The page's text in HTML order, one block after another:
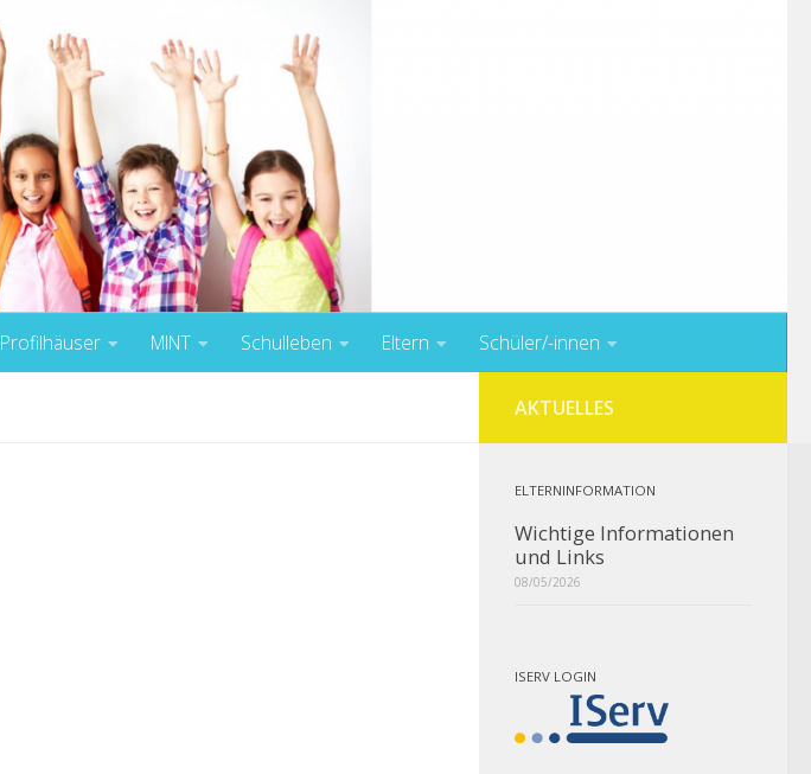
Profilhäuser MINT Schulleben Eltern Schüler/-innen
AKTUELLES
ELTERNINFORMATION
Wichtige Informationen
und Links
08/05/2026
ISERV LOGIN